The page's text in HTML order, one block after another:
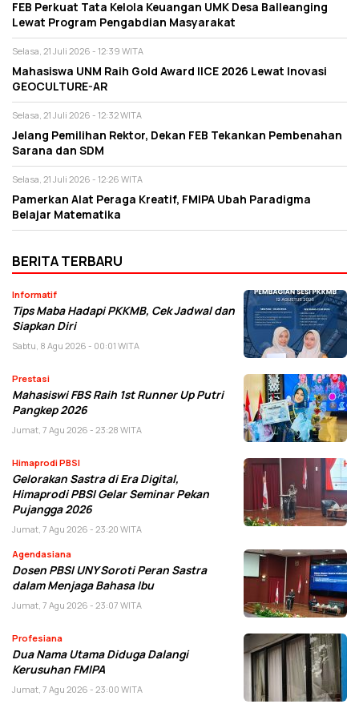
FEB Perkuat Tata Kelola Keuangan UMK Desa Balleanging
Lewat Program Pengabdian Masyarakat
Selasa, 21 Juli 2026 - 12:39 WITA
Mahasiswa UNM Raih Gold Award IICE 2026 Lewat Inovasi
GEOCULTURE-AR
Selasa, 21 Juli 2026 - 12:32 WITA
Jelang Pemilihan Rektor, Dekan FEB Tekankan Pembenahan
Sarana dan SDM
Selasa, 21 Juli 2026 - 12:26 WITA
Pamerkan Alat Peraga Kreatif, FMIPA Ubah Paradigma
Belajar Matematika
BERITA TERBARU
Informatif
Tips Maba Hadapi PKKMB, Cek Jadwal dan
Siapkan Diri
Sabtu, 8 Agu 2026 - 00:01 WITA
Prestasi
Mahasiswi FBS Raih 1st Runner Up Putri
Pangkep 2026
Jumat, 7 Agu 2026 - 23:28 WITA
Himaprodi PBSI
Gelorakan Sastra di Era Digital,
Himaprodi PBSI Gelar Seminar Pekan
Pujangga 2026
Jumat, 7 Agu 2026 - 23:20 WITA
Agendasiana
Dosen PBSI UNY Soroti Peran Sastra
dalam Menjaga Bahasa Ibu
Jumat, 7 Agu 2026 - 23:07 WITA
Profesiana
Dua Nama Utama Diduga Dalangi
Kerusuhan FMIPA
Jumat, 7 Agu 2026 - 23:00 WITA